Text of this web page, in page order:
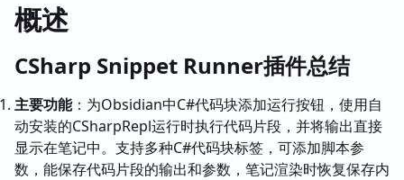
概述
CSharp Snippet Runner插件总结
主要功能：为Obsidian中C#代码块添加运行按钮，使用自
动安装的CSharpRepl运行时执行代码片段，并将输出直接
显示在笔记中。支持多种C#代码块标签，可添加脚本参
数，能保存代码片段的输出和参数，笔记渲染时恢复保存内